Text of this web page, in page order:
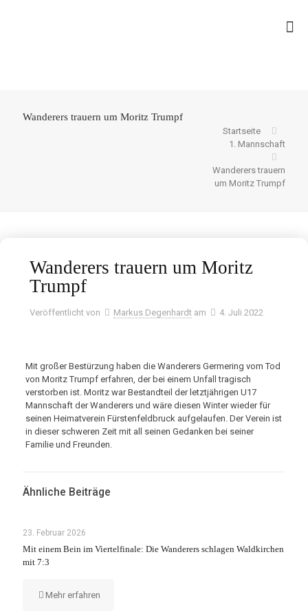
Wanderers trauern um Moritz Trumpf
Startseite
1. Mannschaft
Wanderers trauern
um Moritz Trumpf
Wanderers trauern um Moritz
Trumpf
Veröffentlicht von Markus Degenhardt am 4. Juli 2022
Mit großer Bestürzung haben die Wanderers Germering vom Tod
von Moritz Trumpf erfahren, der bei einem Unfall tragisch
verstorben ist. Moritz war Bestandteil der letztjährigen U17
Mannschaft der Wanderers und wäre diesen Winter wieder für
seinen Heimatverein Fürstenfeldbruck aufgelaufen. Der Verein ist
in dieser schweren Zeit mit all seinen Gedanken bei seiner
Familie und Freunden.
Ähnliche Beiträge
23. Februar 2026
Mit einem Bein im Viertelfinale: Die Wanderers schlagen Waldkirchen
mit 7:3
Mehr erfahren